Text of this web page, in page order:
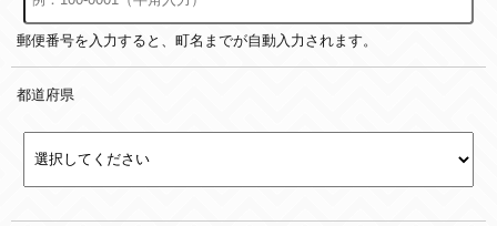
郵便番号を入力すると、町名までが自動入力されます。
都道府県